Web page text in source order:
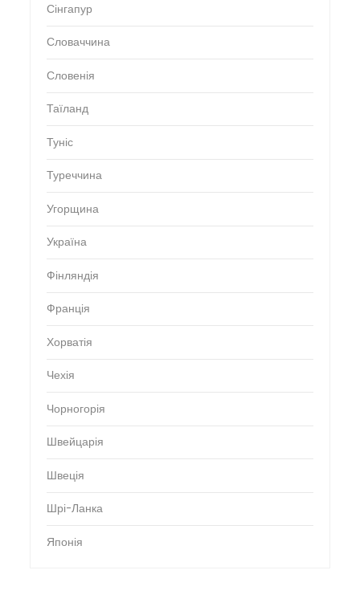
Сінгапур
Словаччина
Словенія
Таїланд
Туніс
Туреччина
Угорщина
Україна
Фінляндія
Франція
Хорватія
Чехія
Чорногорія
Швейцарія
Швеція
Шрі-Ланка
Японія